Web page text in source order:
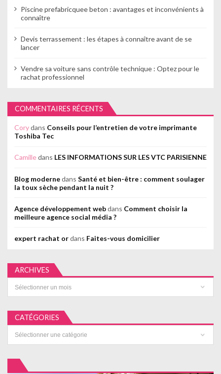
Piscine prefabricquee beton : avantages et inconvénients à
connaître
Devis terrassement : les étapes à connaître avant de se
lancer
Vendre sa voiture sans contrôle technique : Optez pour le
rachat professionnel
COMMENTAIRES RÉCENTS
Corydans Conseils pour l’entretien de votre imprimante
Toshiba Tec
Camilledans LES INFORMATIONS SUR LES VTC PARISIENNE
Blog modernedans Santé et bien-être : comment soulager
la toux sèche pendant la nuit ?
Agence développement webdans Comment choisir la
meilleure agence social média ?
expert rachat ordans Faites-vous domicilier
ARCHIVES
CATÉGORIES